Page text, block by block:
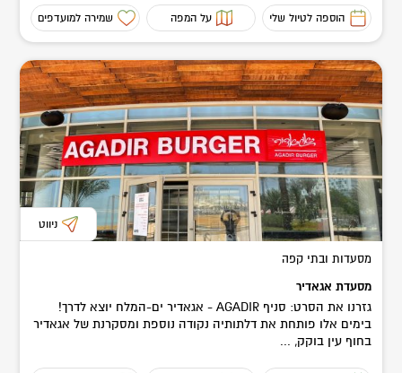
הוספה לטיול שלי על המפה שמירה למועדפים
ניווט
מסעדות ובתי קפה
מסעדת אגאדיר
גזרנו את הסרט: סניף AGADIR - אגאדיר ים-המלח יוצא לדרך!
בימים אלו פותחת את דלתותיה נקודה נוספת ומסקרנת של אגאדיר
בחוף עין בוקק, ...